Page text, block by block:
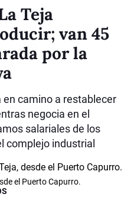
Teja
van 45
por la
en camino a restablecer
negocia en el
salariales de los
complejo industrial
el Puerto Capurro.